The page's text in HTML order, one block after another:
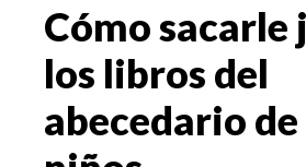
Cómo sacarle
los libros del
abecedario